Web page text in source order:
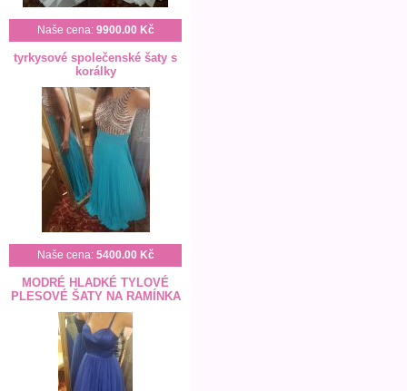
Naše cena: 9900.00 Kč
tyrkysové společenské šaty s
korálky
Naše cena: 5400.00 Kč
MODRÉ HLADKÉ TYLOVÉ
PLESOVÉ ŠATY NA RAMÍNKA